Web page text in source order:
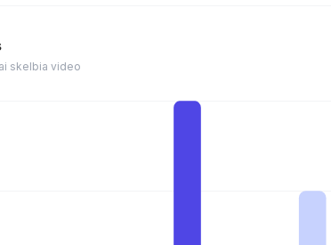
skelbia video